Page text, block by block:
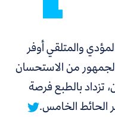
والمتلقي أوفر
من الاستحسان
تزداد بالطبع فرصة
الخامس.